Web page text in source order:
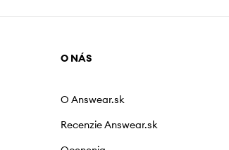
O NÁS
O Answear.sk
Recenzie Answear.sk